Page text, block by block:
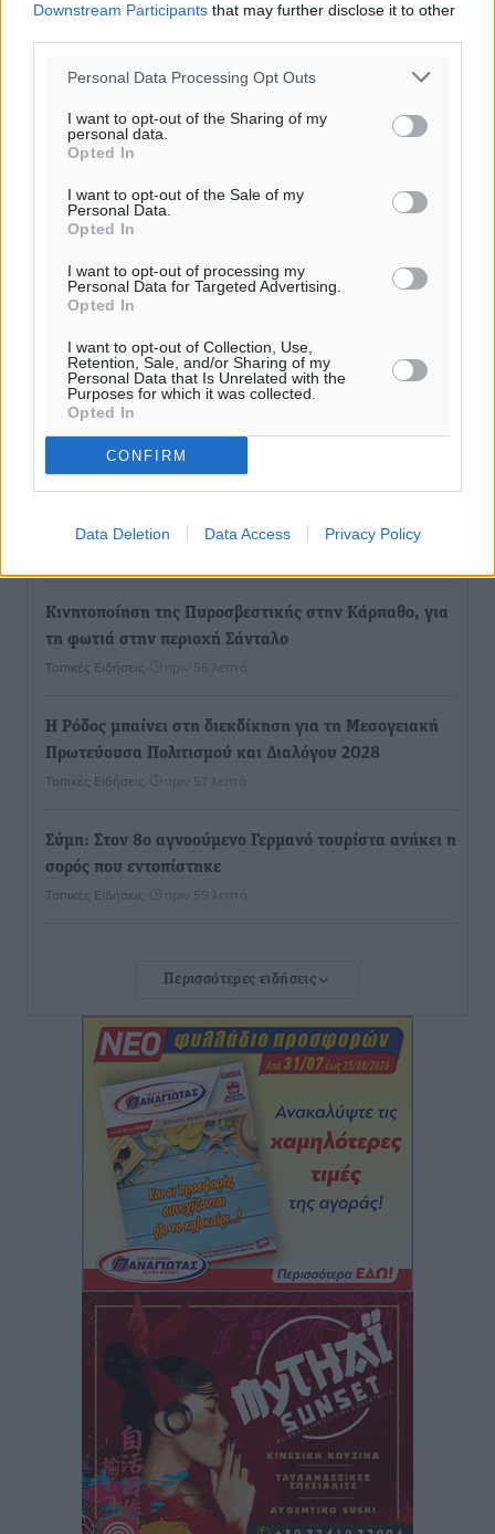
Downstream Participants that may further disclose it to other
Personal Data Processing Opt Outs
I want to opt-out of the Sharing of my
personal data.
Opted In
I want to opt-out of the Sale of my
Personal Data.
Opted In
I want to opt-out of processing my
Personal Data for Targeted Advertising.
Opted In
I want to opt-out of Collection, Use,
Retention, Sale, and/or Sharing of my
Personal Data that Is Unrelated with the
Purposes for which it was collected.
Opted In
CONFIRM
Data Deletion Data Access Privacy Policy
«σύγχρονου Ευρωπαϊκού Ταμείου Αντιμετώπισης
Φυσικών Καταστροφών»
Έκκληση γονέων για να λειτουργήσει ο
Βρεφονηπιακός Σταθμός Κάσου
Τοπικές Ειδήσεις• πριν 52 λεπτά
στους 4 εργαζομένους
Κινητοποίηση της Πυροσβεστικής στην Κάρπαθο, για
τη φωτιά στην περιοχή Σάνταλο
Τοπικές Ειδήσεις πριν 56 λεπτά
Η Ρόδος μπαίνει στη διεκδίκηση για τη Μεσογειακή
Πρωτεύουσα Πολιτισμού και Διαλόγου 2028
Τοπικές Ειδήσεις πριν 57 λεπτά
Σύμη: Στον 8ο αγνοούμενο Γερμανό τουρίστα ανήκει η
σορός που εντοπίστηκε
Τοπικές Ειδήσεις πριν 59 λεπτά
Το εκλογικό ρολόι του Μαξίμου χτυπά τέλη Μαΐου του
Τοπικές Ειδήσεις• πριν 2 ώρες
ΦΟΔΣΑ Νοτίου Αιγαίου: «Δεν ζητάμε ασυλία – ζητάμε
θεσμική προστασία της αυτοδιοίκησης»
Τοπικές Ειδήσεις• πριν 2 ώρες
Στη διαδικασία της απευθείας διαπραγμάτευσης ο
Δήμος Ρόδου για τη ναυαγοσωστική κάλυψη των
παραλιών
Τοπικές Ειδήσεις πριν 2 ώρες
Στο Αυτόφωρο 47χρονος που φέρεται να απείλησε τη
70χρονη μητέρα του όταν εκείνη αρνήθηκε να του
δώσει χρήματα για ναρκωτικά
Τοπικές Ειδήσεις• πριν 2 ώρες
Περισσότερες ειδήσεις